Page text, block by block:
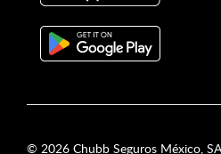
© 2026 Chubb Seguros México,